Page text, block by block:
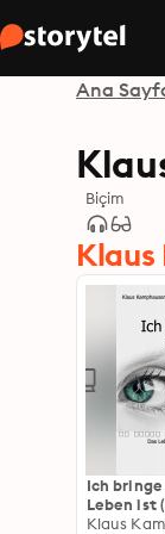
Ana
Biçim
Ich
Leben ist
Klaus